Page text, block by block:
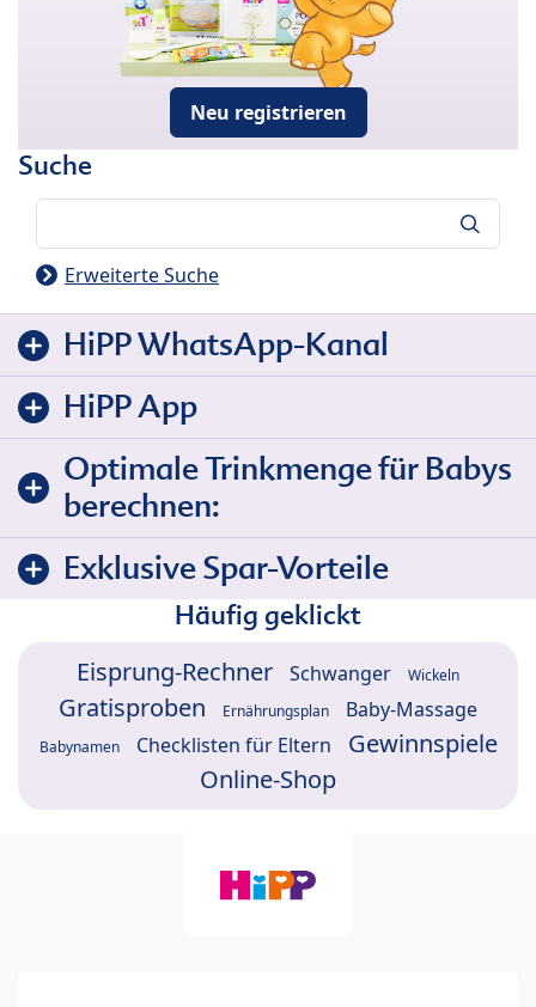
Neu registrieren
Suche
Erweiterte Suche
HiPP WhatsApp-Kanal
HiPP App
Optimale Trinkmenge für Babys
berechnen:
Exklusive Spar-Vorteile
Häufig geklickt
Eisprung-Rechner Schwanger Wickeln
Gratisproben Ernährungsplan Baby-Massage
Babynamen Checklisten für Eltern
Gewinnspiele
Online-Shop